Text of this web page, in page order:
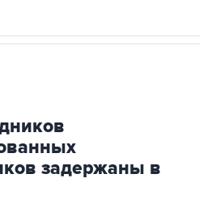
задержаны в
колл-центры